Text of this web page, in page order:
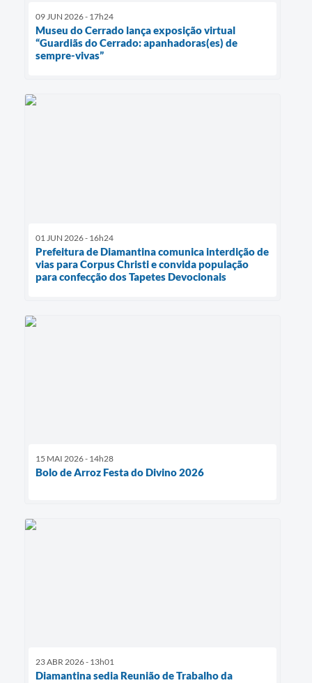
09 JUN 2026 - 17h24
Museu do Cerrado lança exposição virtual
“Guardiãs do Cerrado: apanhadoras(es) de
sempre-vivas”
01 JUN 2026 - 16h24
Prefeitura de Diamantina comunica interdição de
vias para Corpus Christi e convida população
para confecção dos Tapetes Devocionais
15 MAI 2026 - 14h28
Bolo de Arroz Festa do Divino 2026
23 ABR 2026 - 13h01
Diamantina sedia Reunião de Trabalho da